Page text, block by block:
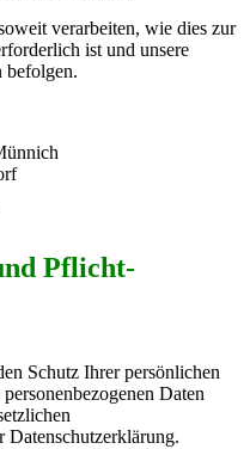
verarbeiten, wie dies zur
ist und unsere
befolgen.
Pflicht­
Schutz Ihrer persönlichen
Daten
Datenschutzerklärung.